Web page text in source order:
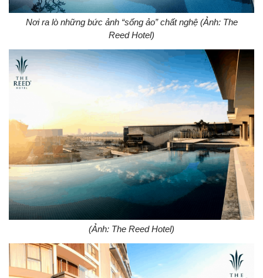
Nơi ra lò những bức ảnh “sống ảo” chất nghệ (Ảnh: The
Reed Hotel)
(Ảnh: The Reed Hotel)